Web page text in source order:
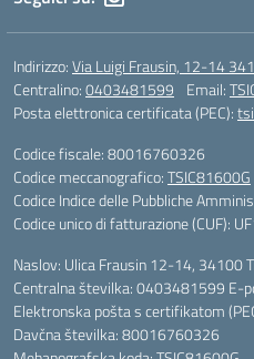
Indirizzo:Via Luigi Frausin, 12-14
Centralino:0403481599 Email:
Posta elettronica certificata (PEC):
Codice fiscale: 80016760326
Codice meccanografico:TSIC81600G
Codice Indice delle Pubbliche
Codice unico di fatturazione (CUF):
Naslov: Ulica Frausin 12-14, 34100
Centralna številka: 0403481599 E-
Elektronska pošta s certifikatom
Davčna številka: 80016760326